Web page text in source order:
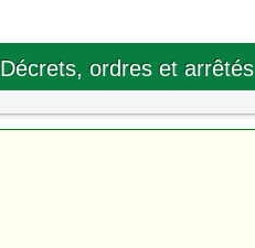
Décrets, ordres et arrêtés